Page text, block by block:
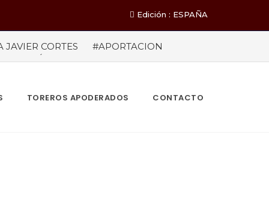
Edición : ESPAÑA
JAVIER CORTES
#APORTACION
MILLÓN DE ASISTENTES Las cifras
TOREROS APODERADOS CONTACTO